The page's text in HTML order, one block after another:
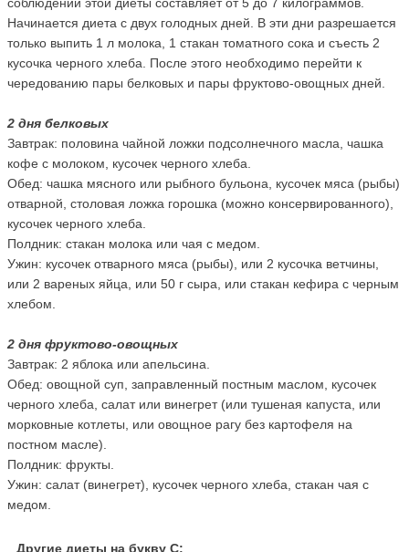
соблюдении этой диеты составляет от 5 до 7 килограммов.
Начинается диета с двух голодных дней. В эти дни разрешается
только выпить 1 л молока, 1 стакан томатного сока и съесть 2
кусочка черного хлеба. После этого необходимо перейти к
чередованию пары белковых и пары фруктово-овощных дней.
2 дня белковых
Завтрак: половина чайной ложки подсолнечного масла, чашка
кофе с молоком, кусочек черного хлеба.
Обед: чашка мясного или рыбного бульона, кусочек мяса (рыбы)
отварной, столовая ложка горошка (можно консервированного),
кусочек черного хлеба.
Полдник: стакан молока или чая с медом.
Ужин: кусочек отварного мяса (рыбы), или 2 кусочка ветчины,
или 2 вареных яйца, или 50 г сыра, или стакан кефира с черным
хлебом.
2 дня фруктово-овощных
Завтрак: 2 яблока или апельсина.
Обед: овощной суп, заправленный постным маслом, кусочек
черного хлеба, салат или винегрет (или тушеная капуста, или
морковные котлеты, или овощное рагу без картофеля на
постном масле).
Полдник: фрукты.
Ужин: салат (винегрет), кусочек черного хлеба, стакан чая с
медом.
Другие диеты на букву С: